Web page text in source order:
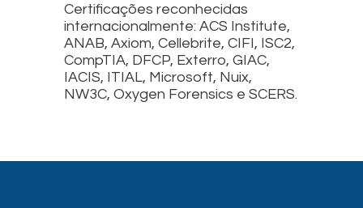
Certificações reconhecidas
internacionalmente: ACS Institute,
ANAB, Axiom, Cellebrite, CIFI, ISC2,
CompTIA, DFCP, Exterro, GIAC,
IACIS, ITIAL, Microsoft, Nuix,
NW3C, Oxygen Forensics e SCERS.